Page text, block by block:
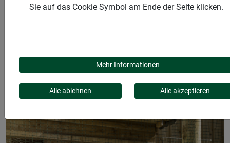
DRAHTGITTER
Sie auf das Cookie Symbol am Ende der Seite klicken.
Mehr Informationen
Alle ablehnen Alle akzeptieren